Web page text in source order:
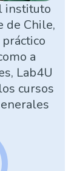
instituto
de Chile,
a
Lab4U
cursos